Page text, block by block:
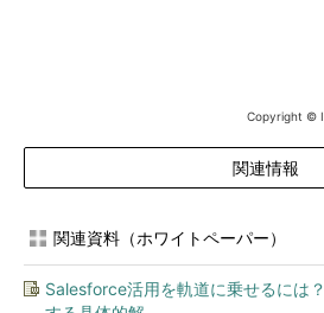
Copyright ©
関連情報
関連資料（ホワイトペーパー）
Salesforce活用を軌道に乗せるには